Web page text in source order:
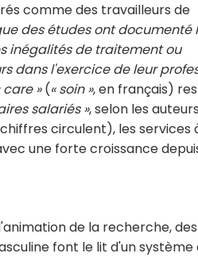
comme des travailleurs de
des études ont documenté
inégalités de traitement ou
dans l'exercice de leur
care »(« soin », en français)
salariés », selon les
circulent), les services
une forte croissance
de la recherche, des
font le lit d'un système